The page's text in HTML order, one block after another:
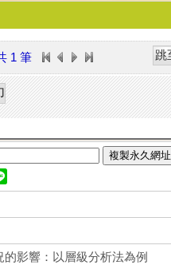
1 筆
複製永久網址
影響：以層級分析法為例